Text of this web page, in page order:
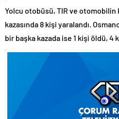
BIST
Yolcu otobüsü, TIR ve otomobilin
kazasında 8 kişi yaralandı.
bir başka kazada ise 1 kişi öldü, 4